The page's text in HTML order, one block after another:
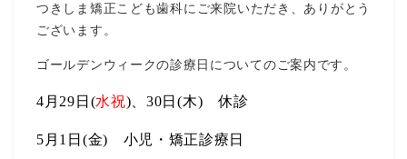
つきしま矯正こども歯科にご来院いただき、ありがとう
ございます。
ゴールデンウィークの診療日についてのご案内です。
4月29日(水祝)、30日(木) 休診
5月1日(金) 小児・矯正診療日